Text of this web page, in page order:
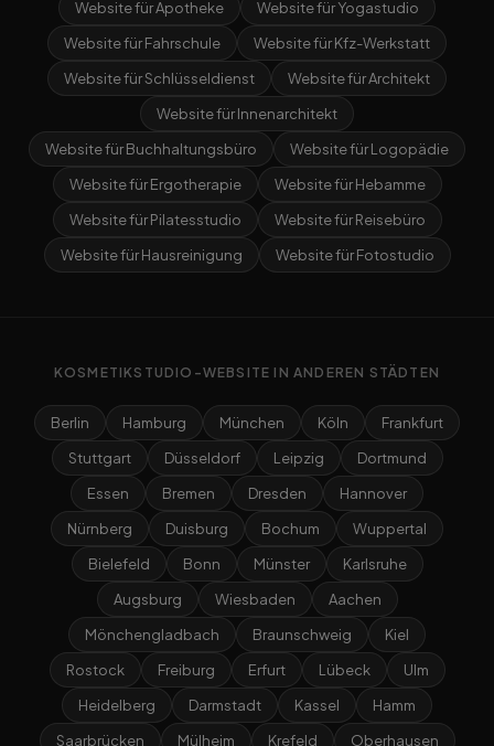
Website für Apotheke
Website für Yogastudio
Website für Fahrschule
Website für Kfz-Werkstatt
Website für Schlüsseldienst
Website für Architekt
Website für Innenarchitekt
Website für Buchhaltungsbüro
Website für Logopädie
Website für Ergotherapie
Website für Hebamme
Website für Pilatesstudio
Website für Reisebüro
Website für Hausreinigung
Website für Fotostudio
KOSMETIKSTUDIO-WEBSITE IN ANDEREN STÄDTEN
Berlin Hamburg München Köln
Frankfurt
Stuttgart
Düsseldorf Leipzig
Dortmund
Essen
Bremen Dresden
Hannover
Nürnberg
Duisburg Bochum
Wuppertal
Bielefeld
Bonn Münster
Karlsruhe
Augsburg
Wiesbaden
Aachen
Mönchengladbach
Braunschweig
Kiel
Rostock
Freiburg Erfurt Lübeck
Ulm
Heidelberg
Darmstadt Kassel
Hamm
Saarbrücken
Mülheim Krefeld Oberhausen